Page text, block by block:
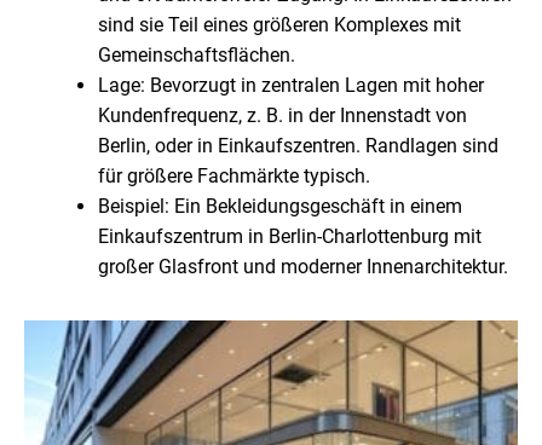
sind sie Teil eines größeren Komplexes mit
Gemeinschaftsflächen.
Lage: Bevorzugt in zentralen Lagen mit hoher
Kundenfrequenz, z. B. in der Innenstadt von
Berlin, oder in Einkaufszentren. Randlagen sind
für größere Fachmärkte typisch.
Beispiel: Ein Bekleidungsgeschäft in einem
Einkaufszentrum in Berlin-Charlottenburg mit
großer Glasfront und moderner Innenarchitektur.